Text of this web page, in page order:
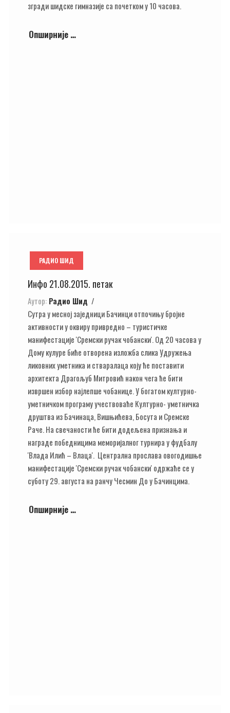
згради шидске гимназије са почетком у 10 часова.
Опширније …
РАДИО ШИД
Инфо 21.08.2015. петак
Аутор: Радио Шид
Сутра у месној заједници Бачинци отпочињу бројне
активности у оквиру привредно – туристичке
манифестације 'Сремски ручак чобански'. Од 20 часова у
Дому кулуре биће отворена изложба слика Удружења
ликовних уметника и стваралаца коју ће поставити
архитекта Драгољуб Митровић након чега ће бити
извршен избор најлепше чобанице. У богатом културно-
уметничком програму учествоваће Културно- уметничка
друштва из Бачинаца, Вишњићева, Босута и Сремске
Раче. На свечаности ће бити додељена признања и
награде победницима меморијалног турнира у фудбалу
'Влада Илић – Влаца'. Централна прослава овогодишње
манифестације 'Сремски ручак чобански' одржаће се у
суботу 29. августа на ранчу Чесмин До у Бачинцима.
Опширније …